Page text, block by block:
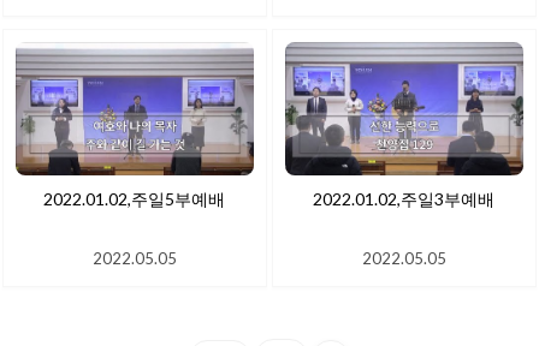
2022.01.02,주일5부예배
2022.05.05
2022.01.02,주일3부예배
2022.05.05